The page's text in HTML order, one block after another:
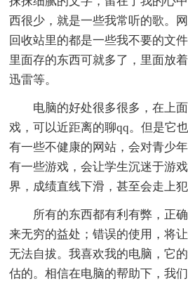
西很少，就是一些我常听的歌。
回收站里的都是一些我不要的文
里面存的东西可就多了，里面放
迅雷等。
电脑的好处很多很多，在上
戏，可以近距离的聊qq。但是它
有一些不健康的网站，会对青少
有一些游戏，会让学生沉迷于游
界，成绩直线下滑，甚至会走上犯
所有的东西都有利有弊，正
来无穷的益处；错误的使用，将
无法自拔。我喜欢我的电脑，它
估的。相信在电脑的帮助下，我